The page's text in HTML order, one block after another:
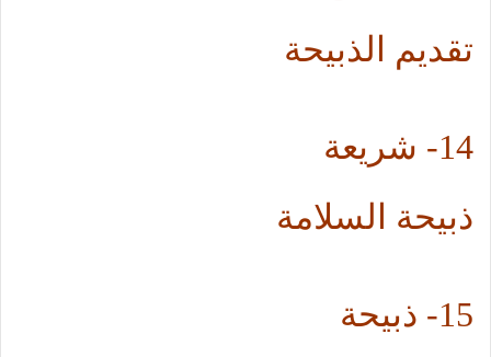
تقديم الذبيحة
14-
شريعة
ذبيحة السلامة
15- ذبيحة